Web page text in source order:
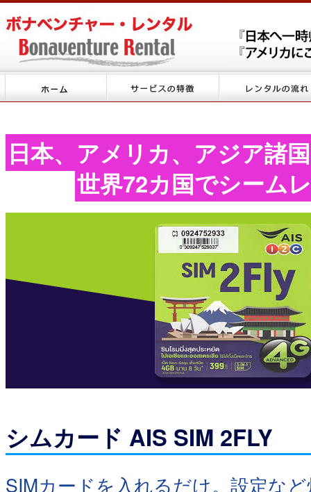
日本、アメリカ、アジア諸
世界72カ国でシーム
シムカード AIS SIM 2FLY
SIMカードを入れるだけ。設定な